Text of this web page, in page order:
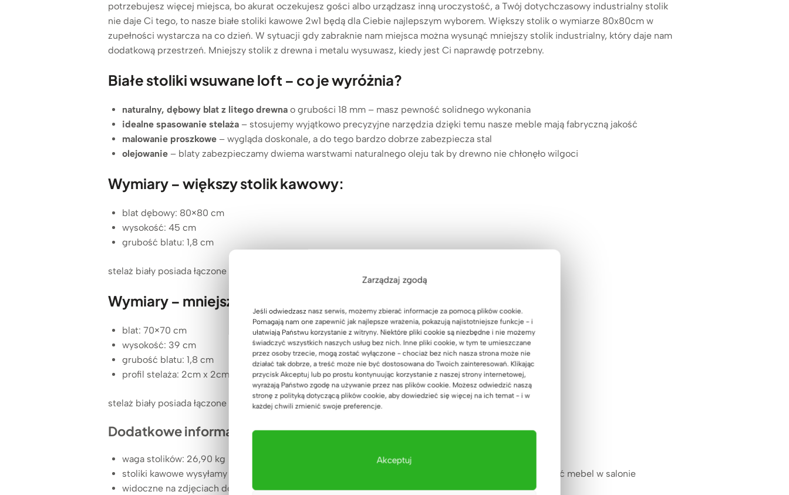
Zarządzaj zgodą
Jeśli odwiedzasz nasz serwis, możemy zbierać informacje za pomocą plików cookie.
Pomagają nam one zapewnić jak najlepsze wrażenia, pokazują najistotniejsze funkcje - i
ułatwiają Państwu korzystanie z witryny. Niektóre pliki cookie są niezbędne i nie możemy
świadczyć wszystkich naszych usług bez nich. Inne pliki cookie, w tym te umieszczane
przez osoby trzecie, mogą zostać wyłączone - chociaż bez nich nasza strona może nie
działać tak dobrze, a treść może nie być dostosowana do Twoich zainteresowań. Klikając
przycisk Akceptuj lub po prostu kontynuując korzystanie z naszej strony internetowej,
wyrażają Państwo zgodę na używanie przez nas plików cookie. Możesz odwiedzić naszą
stronę z polityką dotyczącą plików cookie, aby dowiedzieć się więcej na ich temat - i w
każdej chwili zmienić swoje preferencje.
Akceptuj
potrzebujesz więcej miejsca, bo akurat oczekujesz gości albo urządzasz inną uroczystość, a Twój dotychczasowy industrialny stolik
nie daje Ci tego, to nasze białe stoliki kawowe 2w1 będą dla Ciebie najlepszym wyborem. Większy stolik o wymiarze 80x80cm w
zupełności wystarcza na co dzień. W sytuacji gdy zabraknie nam miejsca można wysunąć mniejszy stolik industrialny, który daje nam
dodatkową przestrzeń. Mniejszy stolik z drewna i metalu wysuwasz, kiedy jest Ci naprawdę potrzebny.
Białe stoliki wsuwane loft – co je wyróżnia?
naturalny, dębowy blat z litego drewna o grubości 18 mm – masz pewność solidnego wykonania
idealne spasowanie stelaża – stosujemy wyjątkowo precyzyjne narzędzia dzięki temu nasze meble mają fabryczną jakość
malowanie proszkowe – wygląda doskonale, a do tego bardzo dobrze zabezpiecza stal
olejowanie – blaty zabezpieczamy dwiema warstwami naturalnego oleju tak by drewno nie chłonęło wilgoci
Wymiary – większy stolik kawowy:
blat dębowy: 80×80 cm
wysokość: 45 cm
grubość blatu: 1,8 cm
stelaż biały posiada łączone trzy płozy
Wymiary – mniejszy stolik kawowy:
blat: 70×70 cm
wysokość: 39 cm
grubość blatu: 1,8 cm
profil stelaża: 2cm x 2cm
stelaż biały posiada łączone cztery płozy
Dodatkowe informacje:
waga stolików: 26,90 kg
stoliki kawowe wysyłamy firmą kurierską zapakowane w całości. Po rozpakowaniu można od razu ustawić mebel w salonie
widoczne na zdjęciach dodatkowe akcesoria NIE są częścią zestawu